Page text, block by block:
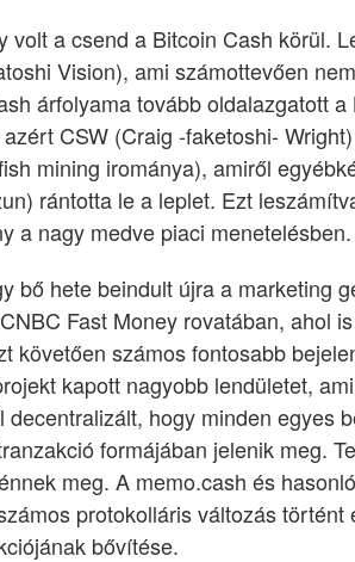
volt a csend a Bitcoin Cash körül.
Vision), ami számottevően
árfolyama tovább oldalazgatott
CSW (Craig -faketoshi-
mining irománya), amiről
rántotta le a leplet. Ezt
a nagy medve piaci menetelésben.
bő hete beindult újra a marketing
Fast Money rovatában, ahol
követően számos fontosabb
kapott nagyobb lendületet,
hogy minden egyes
formájában jelenik meg.
meg. A memo.cash és
protokolláris változás
bővítése.